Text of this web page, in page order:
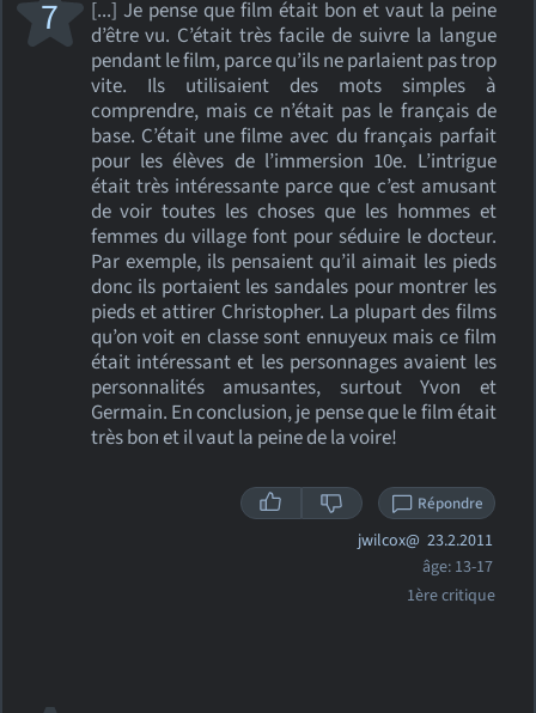
[...] Je pense que film était bon et vaut la peine
d’être vu. C’était très facile de suivre la langue
pendant le film, parce qu’ils ne parlaient pas trop
vite. Ils utilisaient des mots simples à
comprendre, mais ce n’était pas le français de
base. C’était une filme avec du français parfait
pour les élèves de l’immersion 10e. L’intrigue
était très intéressante parce que c’est amusant
de voir toutes les choses que les hommes et
femmes du village font pour séduire le docteur.
Par exemple, ils pensaient qu’il aimait les pieds
donc ils portaient les sandales pour montrer les
pieds et attirer Christopher. La plupart des films
qu’on voit en classe sont ennuyeux mais ce film
était intéressant et les personnages avaient les
personnalités amusantes, surtout Yvon et
Germain. En conclusion, je pense que le film était
très bon et il vaut la peine de la voire!
7
Répondre
jwilcox@ 23.2.2011
âge: 13-17
1ère critique